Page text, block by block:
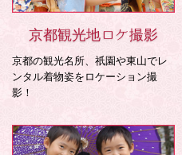
京都観光地ロケ撮影
京都の観光名所、祇園や東山でレ
ンタル着物姿をロケーション撮
影！